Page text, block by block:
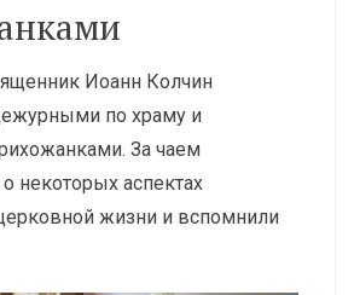
Иоанн Колчин
по храму и
За чаем
некоторых аспектах
жизни и вспомнили